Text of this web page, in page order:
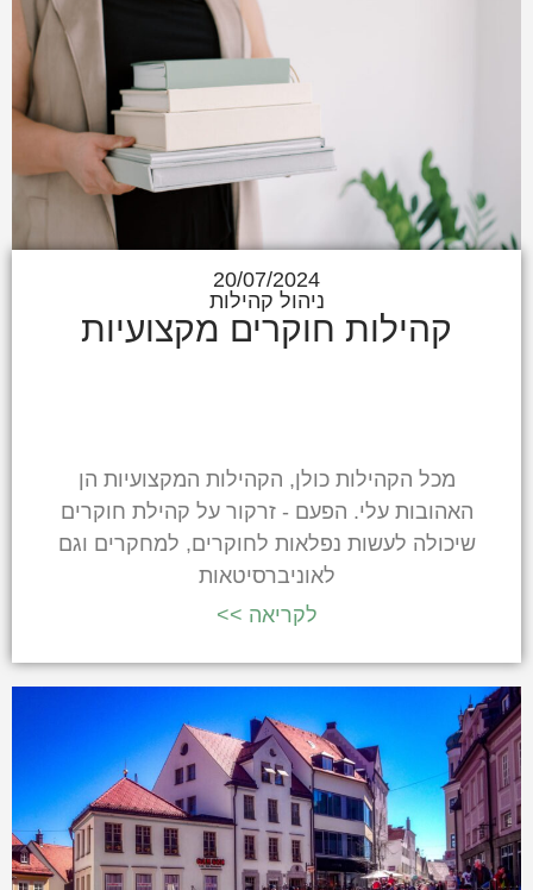
20/07/2024
ניהול קהילות
קהילות חוקרים מקצועיות
מכל הקהילות כולן, הקהילות המקצועיות הן
האהובות עלי. הפעם - זרקור על קהילת חוקרים
שיכולה לעשות נפלאות לחוקרים, למחקרים וגם
לאוניברסיטאות
לקריאה >>